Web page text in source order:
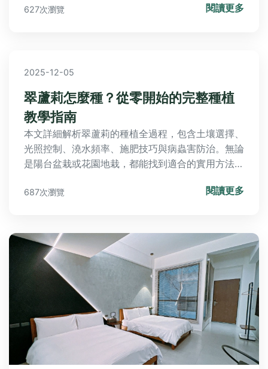
627次瀏覽 閱讀更多
2025-12-05
翠蘆莉怎麼種？從零開始的完整種植
教學指南
本文詳細解析翠蘆莉的種植全過程，包含土壤選擇、
光照控制、澆水頻率、施肥技巧與病蟲害防治。無論
是陽台盆栽或花園地栽，都能找到適合的實用方法，
問。
687次瀏覽 閱讀更多